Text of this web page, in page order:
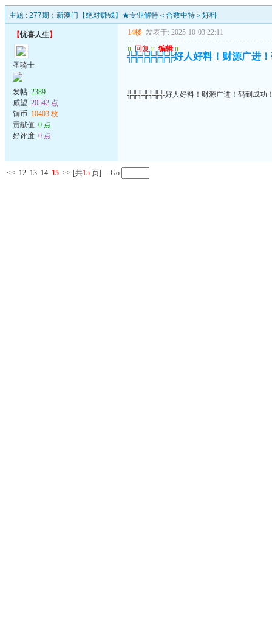
主题 : 277期：新澳门【绝对赚钱】★专业解特＜合数中特＞好料
【忧喜人生】
圣骑士
发帖: 2389
威望: 20542 点
铜币: 10403 枚
贡献值: 0 点
好评度: 0 点
14楼 发表于: 2025-10-03 22:11
u 回复 u 编辑 u
╬╬╬╬╬╬╬好人好料！财源广进！
╬╬╬╬╬╬╬好人好料！财源广进！码到成功
<< 12 13 14 15 >> [共15 页] Go